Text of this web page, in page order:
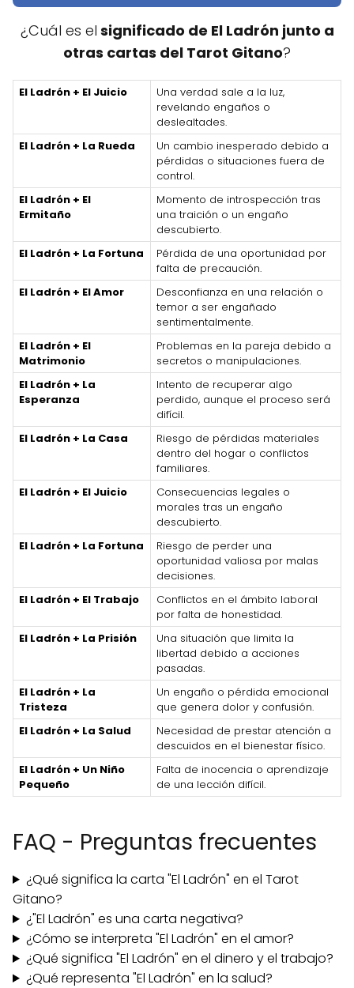
¿Cuál es el significado de El Ladrón junto a
otras cartas del Tarot Gitano?
El Ladrón + El Juicio
Una verdad sale a la luz,
revelando engaños o
deslealtades.
El Ladrón + La Rueda
Un cambio inesperado debido a
pérdidas o situaciones fuera de
control.
El Ladrón + El
Ermitaño
Momento de introspección tras
una traición o un engaño
descubierto.
El Ladrón + La Fortuna
Pérdida de una oportunidad por
falta de precaución.
El Ladrón + El Amor
Desconfianza en una relación o
temor a ser engañado
sentimentalmente.
El Ladrón + El
Matrimonio
Problemas en la pareja debido a
secretos o manipulaciones.
El Ladrón + La
Esperanza
Intento de recuperar algo
perdido, aunque el proceso será
difícil.
El Ladrón + La Casa
Riesgo de pérdidas materiales
dentro del hogar o conflictos
familiares.
El Ladrón + El Juicio
Consecuencias legales o
morales tras un engaño
descubierto.
El Ladrón + La Fortuna
Riesgo de perder una
oportunidad valiosa por malas
decisiones.
El Ladrón + El Trabajo
Conflictos en el ámbito laboral
por falta de honestidad.
El Ladrón + La Prisión
Una situación que limita la
libertad debido a acciones
pasadas.
El Ladrón + La
Tristeza
Un engaño o pérdida emocional
que genera dolor y confusión.
El Ladrón + La Salud
Necesidad de prestar atención a
descuidos en el bienestar físico.
El Ladrón + Un Niño
Pequeño
Falta de inocencia o aprendizaje
de una lección difícil.
FAQ - Preguntas frecuentes
¿Qué significa la carta "El Ladrón" en el Tarot
Gitano?
¿"El Ladrón" es una carta negativa?
¿Cómo se interpreta "El Ladrón" en el amor?
¿Qué significa "El Ladrón" en el dinero y el trabajo?
¿Qué representa "El Ladrón" en la salud?